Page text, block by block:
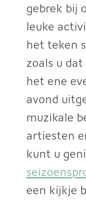
gebrek bij
leuke
het teken
zoals u
het ene
avond
muzikale
artiesten
kunt u
een kijkje